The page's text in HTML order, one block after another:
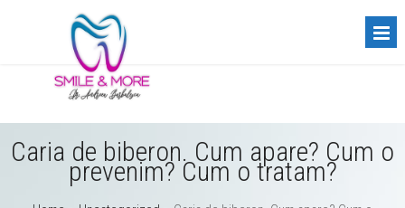
Caria de biberon. Cum apare? Cum o
prevenim? Cum o tratam?